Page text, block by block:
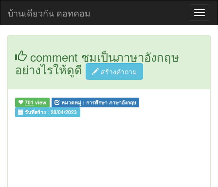
บ้านเดียวกัน ดอทคอม
comment ชมเป็นภาษาอังกฤษ
อย่างไรให้ดูดี สร้างคำถาม
701 view หมวดหมู่ : การศึกษา ภาษาอังกฤษ
วันที่สร้าง :28/04/2023